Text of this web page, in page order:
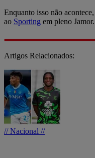
Enquanto isso não
ao Sporting em pleno Jamor.
Artigos Relacionados:
// Nacional //